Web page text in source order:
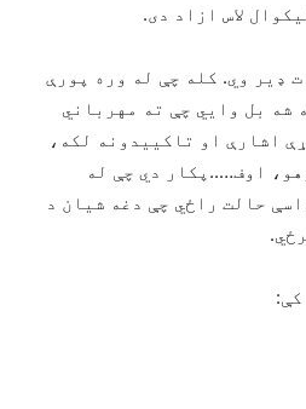
لاس ازاد دی.
ډير وي. کله چې له وره پورې
شه بل وایي چې ته مهرباني
اشارې او تاکییدونه لکه،
اوف…..پکار دي چې له
حالت راځي چې دغه شیان د